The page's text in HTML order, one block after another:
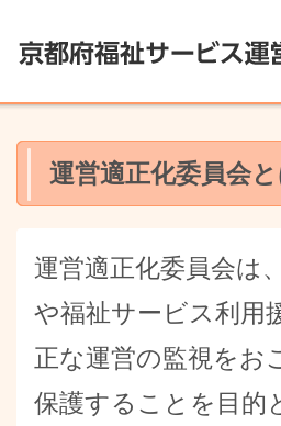
運営適正化委員会
運営適正化委員会は
や福祉サービス利用
正な運営の監視をお
保護することを目的